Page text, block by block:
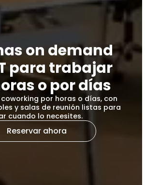
on demand
para trabajar
o por días
por horas o días, con
y salas de reunión listas para
cuando lo necesites.
Reservar ahora